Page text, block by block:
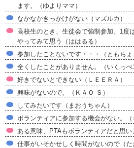
ます。（ゆよりママ）
なかなかきっかけがない（マズルカ）
高校生のとき、生徒会で強制参加。1度
やってみて思う（ははるる）
参加したことないです・・・（ともちょ
全くしたことがありません。（いくっぺ
好きでないとできない（ＬＥＥＲＡ）
興味がないので。（ＫＡＯ-Ｓ）
してみたいです（まおうちゃん）
ボランティアに参加する機会がない。（
ある意味、PTAもボランティアだと思い
仕事がいそかせしく時間がないので（た